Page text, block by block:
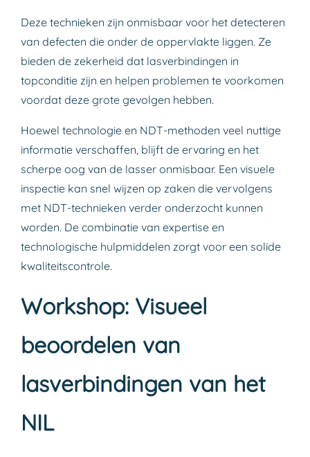
Deze technieken zijn onmisbaar voor het detecteren
van defecten die onder de oppervlakte liggen. Ze
bieden de zekerheid dat lasverbindingen in
topconditie zijn en helpen problemen te voorkomen
voordat deze grote gevolgen hebben.
Hoewel technologie en NDT-methoden veel nuttige
informatie verschaffen, blijft de ervaring en het
scherpe oog van de lasser onmisbaar. Een visuele
inspectie kan snel wijzen op zaken die vervolgens
met NDT-technieken verder onderzocht kunnen
worden. De combinatie van expertise en
technologische hulpmiddelen zorgt voor een solide
kwaliteitscontrole.
Workshop: Visueel
beoordelen van
lasverbindingen van het
NIL